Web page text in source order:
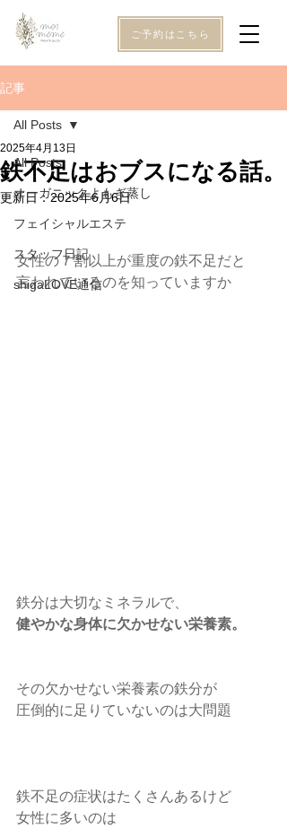
ご予約はこちら
記事
All Posts
オーガニックよもぎ蒸し
フェイシャルエステ
スタッフ日記
shigaLOVE通信
All Posts
鉄不足はおブスになる話。
2025年4月13日
更新日：2025年6月6日
女性の７割以上が重度の鉄不足だと
言われているのを知っていますか
鉄分は大切なミネラルで、
健やかな身体に欠かせない栄養素。
その欠かせない栄養素の鉄分が
圧倒的に足りていないのは大問題
鉄不足の症状はたくさんあるけど
女性に多いのは